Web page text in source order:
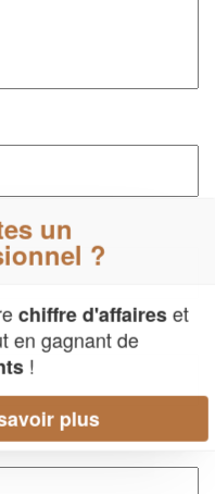
un
?
chiffre d'affaireset
en gagnant de
!
plus